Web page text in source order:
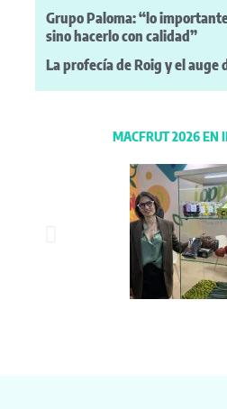
Grupo Paloma: “lo
sino hacerlo con calidad”
La profecía de Roig y el auge
MACFRUT 2026 EN